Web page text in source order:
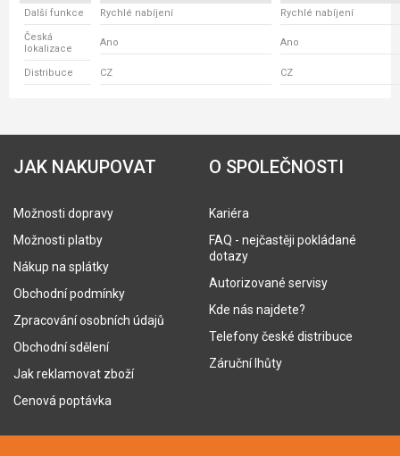
Další funkce
Rychlé nabíjení Rychlé nabíjení
Česká
lokalizace
Ano Ano
Distribuce CZ CZ
JAK NAKUPOVAT
Možnosti dopravy
Možnosti platby
Nákup na splátky
Obchodní podmínky
Zpracování osobních údajů
Obchodní sdělení
Jak reklamovat zboží
Cenová poptávka
O SPOLEČNOSTI
Kariéra
FAQ - nejčastěji pokládané
dotazy
Autorizované servisy
Kde nás najdete?
Telefony české distribuce
Záruční lhůty